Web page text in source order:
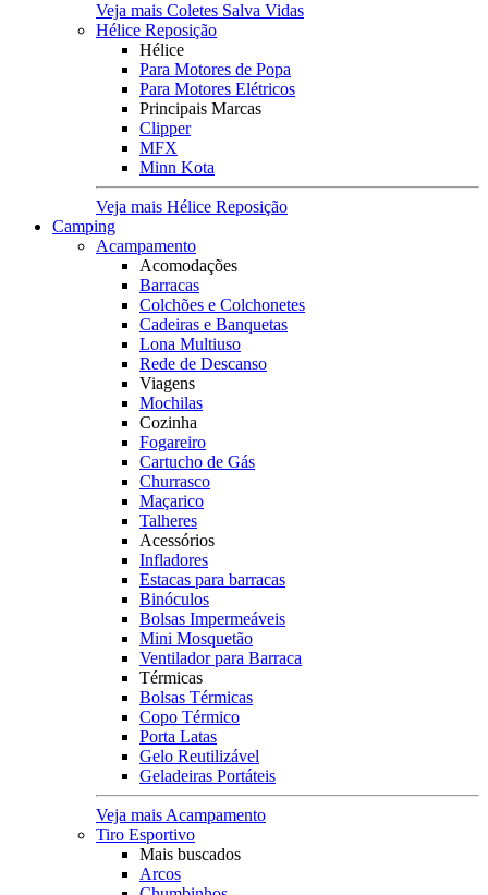
Veja mais Coletes Salva Vidas
Hélice Reposição
Hélice
Para Motores de Popa
Para Motores Elétricos
Principais Marcas
Clipper
MFX
Minn Kota
Veja mais Hélice Reposição
Camping
Acampamento
Acomodações
Barracas
Colchões e Colchonetes
Cadeiras e Banquetas
Lona Multiuso
Rede de Descanso
Viagens
Mochilas
Cozinha
Fogareiro
Cartucho de Gás
Churrasco
Maçarico
Talheres
Acessórios
Infladores
Estacas para barracas
Binóculos
Bolsas Impermeáveis
Mini Mosquetão
Ventilador para Barraca
Térmicas
Bolsas Térmicas
Copo Térmico
Porta Latas
Gelo Reutilizável
Geladeiras Portáteis
Veja mais Acampamento
Tiro Esportivo
Mais buscados
Arcos